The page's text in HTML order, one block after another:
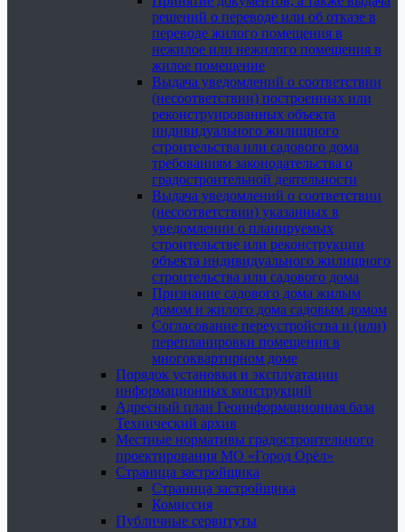
решений о переводе или об отказе в
переводе жилого помещения в
нежилое или нежилого помещения в
жилое помещение
Выдача уведомлений о соответствии
(несоответствии) построенных или
реконструированных объекта
индивидуального жилищного
строительства или садового дома
требованиям законодательства о
градостроительной деятельности
Выдача уведомлений о соответствии
(несоответствии) указанных в
уведомлении о планируемых
строительстве или реконструкции
объекта индивидуального жилищного
строительства или садового дома
Признание садового дома жилым
домом и жилого дома садовым домом
Согласование переустройства и (или)
перепланировки помещения в
многоквартирном доме
Порядок установки и эксплуатации
информационных конструкций
Адресный план Геоинформационная база
Технический архив
Местные нормативы градостроительного
проектирования МО «Город Орёл»
Страница застройщика
Страница застройщика
Комиссия
Публичные сервитуты